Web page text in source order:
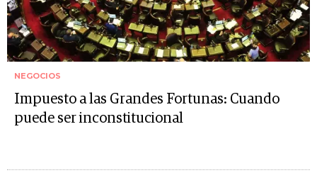
NEGOCIOS
Impuesto a las Grandes Fortunas: Cuando
puede ser inconstitucional